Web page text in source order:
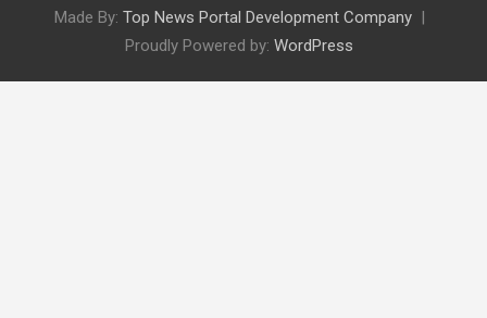
Made By: Top News Portal Development Company
Proudly Powered by: WordPress